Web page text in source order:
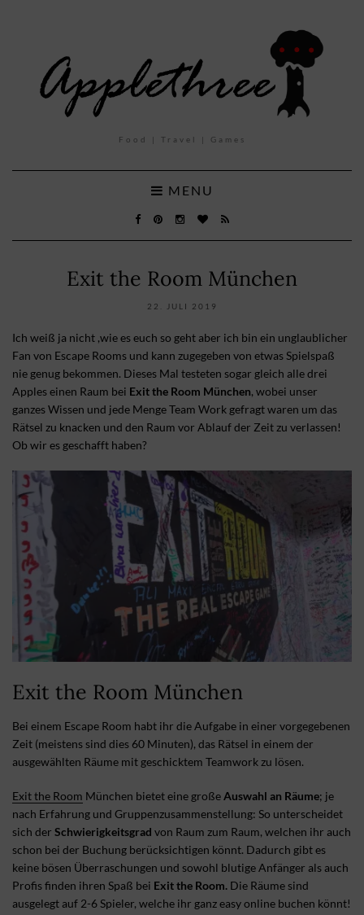
Food | Travel | Games
MENU
Exit the Room München
22. JULI 2019
Ich weiß ja nicht ,wie es euch so geht aber ich bin ein unglaublicher
Fan von Escape Rooms und kann zugegeben von etwas Spielspaß
nie genug bekommen. Dieses Mal testeten sogar gleich alle drei
Apples einen Raum bei Exit the Room München, wobei unser
ganzes Wissen und jede Menge Team Work gefragt waren um das
Rätsel zu knacken und den Raum vor Ablauf der Zeit zu verlassen!
Ob wir es geschafft haben?
Exit the Room München
Bei einem Escape Room habt ihr die Aufgabe in einer vorgegebenen
Zeit (meistens sind dies 60 Minuten), das Rätsel in einem der
ausgewählten Räume mit geschicktem Teamwork zu lösen.
Exit the Room München bietet eine großeAuswahl an Räume; je
nach Erfahrung und Gruppenzusammenstellung: So unterscheidet
sich der Schwierigkeitsgrad von Raum zum Raum, welchen ihr auch
schon bei der Buchung berücksichtigen könnt. Dadurch gibt es
keine bösen Überraschungen und sowohl blutige Anfänger als auch
Profis finden ihren Spaß bei Exit the Room. Die Räume sind
ausgelegt auf 2-6 Spieler, welche ihr ganz easy online buchen könnt!